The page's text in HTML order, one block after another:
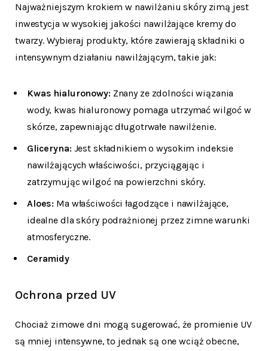
Najważniejszym krokiem w nawilżaniu skóry zimą jest
inwestycja w wysokiej jakości nawilżające kremy do
twarzy. Wybieraj produkty, które zawierają składniki o
intensywnym działaniu nawilżającym, takie jak:
Kwas hialuronowy: Znany ze zdolności wiązania
wody, kwas hialuronowy pomaga utrzymać wilgoć w
skórze, zapewniając długotrwałe nawilżenie.
Gliceryna: Jest składnikiem o wysokim indeksie
nawilżających właściwości, przyciągając i
zatrzymując wilgoć na powierzchni skóry.
Aloes: Ma właściwości łagodzące i nawilżające,
idealne dla skóry podrażnionej przez zimne warunki
atmosferyczne.
Ceramidy
Ochrona przed UV
Chociaż zimowe dni mogą sugerować, że promienie UV
są mniej intensywne, to jednak są one wciąż obecne,